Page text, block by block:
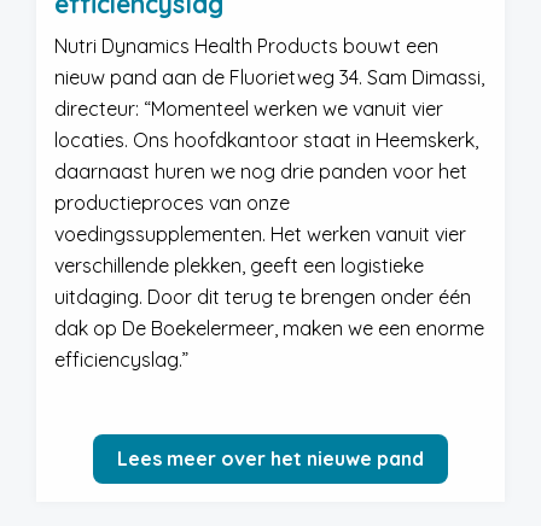
Nutri Dynamics Health Products bouwt een
nieuw pand aan de Fluorietweg 34. Sam Dimassi,
directeur: “Momenteel werken we vanuit vier
locaties. Ons hoofdkantoor staat in Heemskerk,
daarnaast huren we nog drie panden voor het
productieproces van onze
voedingssupplementen. Het werken vanuit vier
verschillende plekken, geeft een logistieke
uitdaging. Door dit terug te brengen onder één
dak op De Boekelermeer, maken we een enorme
efficiencyslag.”
Lees meer over het nieuwe pand